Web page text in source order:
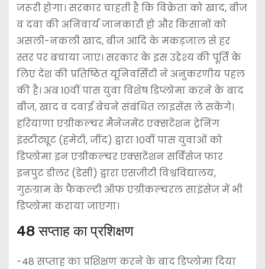
जरूरी होगा। सरकार चाहती है कि विक्रेता को खाद, बीज
व दवा की अनिवार्य जानकारी हो और किसानों को
असली-नकली खाद, बीज आदि के मकड़जाल से हर
स्तर पर बचाया जाए। सरकार के इस उद्देश्य की पूर्ति के
लिए देश की प्रतिष्ठित यूनिवर्सिटी ने अनुकरणीय पहल
की है। अब 10वीं पास युवा विशेष डिप्लोमा करने के बाद
बीज, खाद व दवाई बेचने संबंधित लाइसेंस ले सकेंगे।
हरियाणा एग्रीकल्चर मैनेजमेंट एक्सटेंशन ट्रेनिंग
इंस्टीट्यूट (हमेटी, जींद) द्वारा 10वीं पास युवाओं को
डिप्लोमा इन एग्रीकल्चर एक्सटेंशन सर्विसेज फार
इनपुट डीलर (डेसी) द्वारा एसजीटी विश्वविद्यालय,
गुरुग्राम के फैकल्टी ऑफ एग्रीकल्चरल साइंसेज में भी
डिप्लोमा कराया जाएगा।
48 सप्ताह का प्रशिक्षण
-48 सप्ताह का प्रशिक्षण करने के बाद डिप्लोमा दिया